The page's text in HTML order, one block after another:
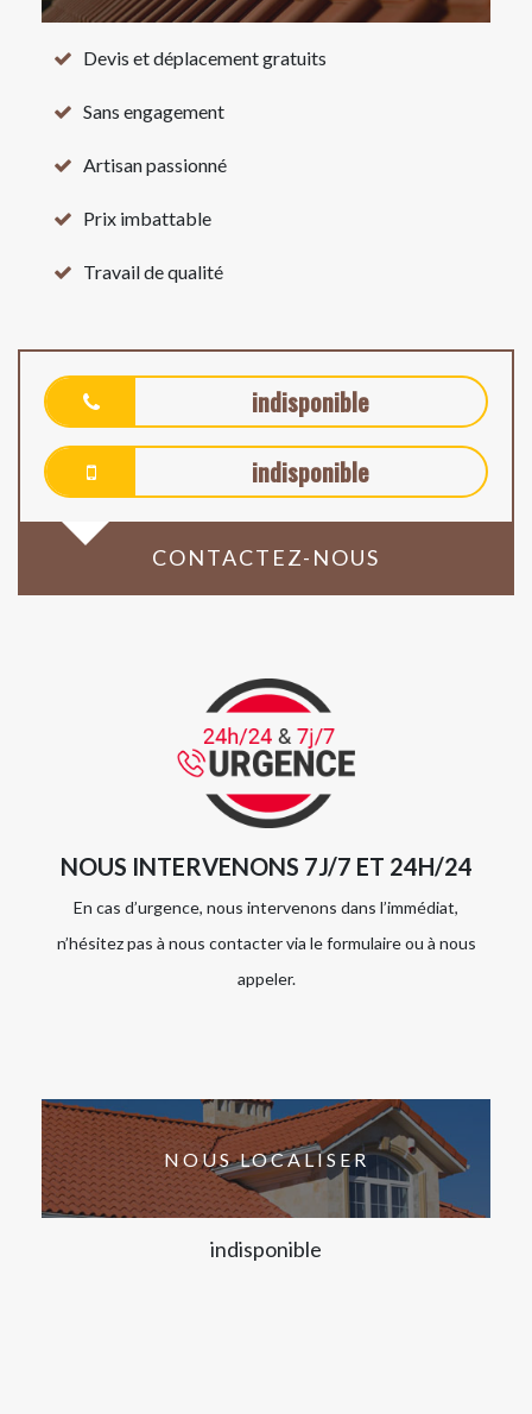
Devis et déplacement gratuits
Sans engagement
Artisan passionné
Prix imbattable
Travail de qualité
indisponible
indisponible
CONTACTEZ-NOUS
NOUS INTERVENONS 7J/7 ET 24H/24
En cas d’urgence, nous intervenons dans l’immédiat,
n’hésitez pas à nous contacter via le formulaire ou à nous
appeler.
NOUS LOCALISER
indisponible